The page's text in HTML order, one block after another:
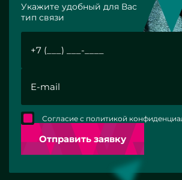
Укажите удобный для Вас
тип связи
Отправить заявку
Согласие с политикой